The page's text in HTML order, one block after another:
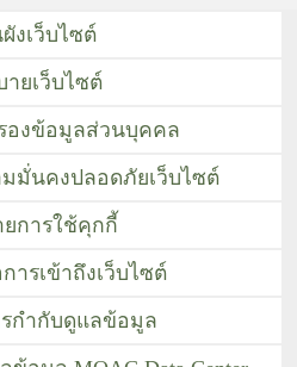
งเว็บไซต์
ายเว็บไซต์
องข้อมูลส่วนบุคคล
มั่นคงปลอดภัยเว็บไซต์
ยการใช้คุกกี้
ารเข้าถึงเว็บไซต์
กำกับดูแลข้อมูล